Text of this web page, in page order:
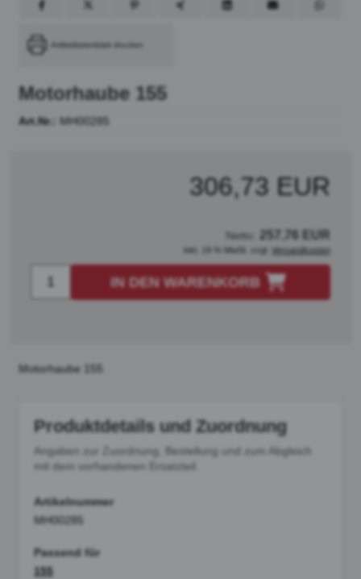
Artikeldatenblatt drucken
Motorhaube 155
Art.Nr.: MH00285
306,73 EUR
Netto: 257,76 EUR
inkl. 19 % MwSt. zzgl. Versandkosten
IN DEN WARENKORB
Motorhaube 155
Produktdetails und Zuordnung
Angaben zur Zuordnung, Bestellung und zum Abgleich
mit dem vorhandenen Ersatzteil.
Artikelnummer
MH00285
Passend für
155